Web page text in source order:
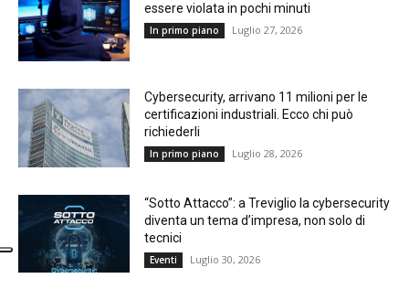
essere violata in pochi minuti
In primo piano Luglio 27, 2026
Cybersecurity, arrivano 11 milioni per le
certificazioni industriali. Ecco chi può
richiederli
In primo piano Luglio 28, 2026
“Sotto Attacco”: a Treviglio la cybersecurity
diventa un tema d’impresa, non solo di
tecnici
Eventi Luglio 30, 2026